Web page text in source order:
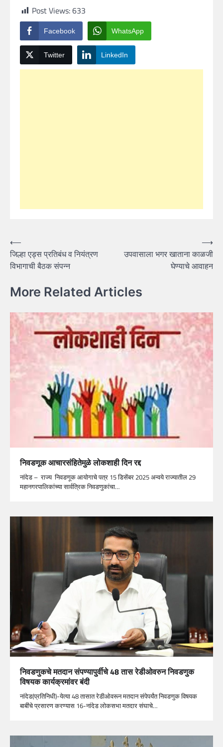
Post Views:633
Facebook WhatsApp
Twitter LinkedIn
Post
navigation
⟵
जिल्हा एड्स प्रतिबंध व नियंत्रण
विभागाची बैठक संपन्न
उपवासाला भगर खाताना काळजी
घेण्याचे आवाहन
⟶
More Related Articles
निवडणूक आचारसंहितेमुळे लोकशाही दिन रद्द
नांदेड – राज्य निवडणूक आयोगाचे पत्र 15 डिसेंबर 2025 अन्वये राज्यातील 29
महानगरपालिकांच्या सार्वत्रिक निवडणुकांचा…
निवडणुकचे मतदान संपण्यापुर्वीचे 48 तास रेडीओवरुन निवडणुक
विषयक कार्यक्रमांवर बंदी
नांदेड(प्रतिनिधी)-येत्या 48 तासात रेडीओवरून मतदान संपेपर्यंत निवडणुक विषयक
बाबींचे प्रसारण करण्यास 16-नांदेड लोकसभा मतदार संघाचे…